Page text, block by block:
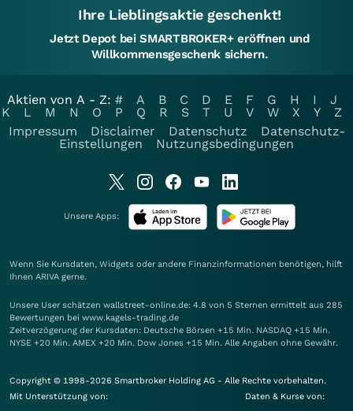
Ihre Lieblingsaktie geschenkt!
Jetzt Depot bei SMARTBROKER+ eröffnen und
Willkommensgeschenk sichern.
Aktien von A - Z: # A B C D E F G H I
J
K
L M N O P Q R S T U V W X Y
Z
Impressum
Disclaimer Datenschutz
Datenschutz-
Einstellungen
Nutzungsbedingungen
Unsere Apps:
Wenn Sie Kursdaten, Widgets oder andere Finanzinformationen benötigen, hilft
Ihnen ARIVA gerne.
Unsere User schätzen wallstreet-online.de: 4.8 von 5 Sternen ermittelt aus 285
Bewertungen bei www.kagels-trading.de
Zeitverzögerung der Kursdaten: Deutsche Börsen +15 Min. NASDAQ +15 Min.
NYSE +20 Min. AMEX +20 Min. Dow Jones +15 Min. Alle Angaben ohne Gewähr.
Copyright © 1998-2026 Smartbroker Holding AG - Alle Rechte vorbehalten.
Mit Unterstützung von:
Daten & Kurse von: